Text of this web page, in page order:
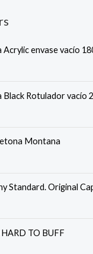
envase vacío
Rotulador vacío
Montana
Standard. Original
TO BUFF